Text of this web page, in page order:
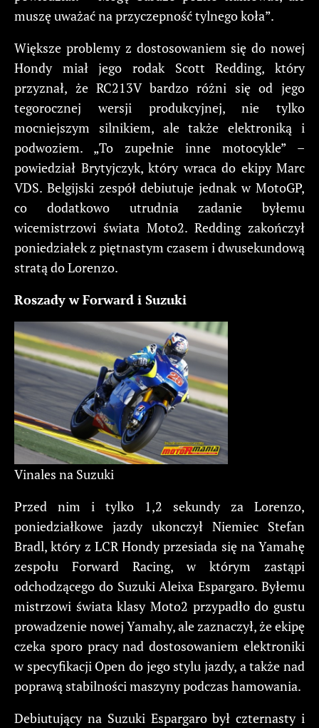
muszę uważać na przyczepność tylnego koła”.
Większe problemy z dostosowaniem się do nowej
Hondy miał jego rodak Scott Redding, który
przyznał, że RC213V bardzo różni się od jego
tegorocznej wersji produkcyjnej, nie tylko
mocniejszym silnikiem, ale także elektroniką i
podwoziem. „To zupełnie inne motocykle” –
powiedział Brytyjczyk, który wraca do ekipy Marc
VDS. Belgijski zespół debiutuje jednak w MotoGP,
co dodatkowo utrudnia zadanie byłemu
wicemistrzowi świata Moto2. Redding zakończył
poniedziałek z piętnastym czasem i dwusekundową
stratą do Lorenzo.
Roszady w Forward i Suzuki
Vinales na Suzuki
Przed nim i tylko 1,2 sekundy za Lorenzo,
poniedziałkowe jazdy ukonczył Niemiec Stefan
Bradl, który z LCR Hondy przesiada się na Yamahę
zespołu Forward Racing, w którym zastąpi
odchodzącego do Suzuki Aleixa Espargaro. Byłemu
mistrzowi świata klasy Moto2 przypadło do gustu
prowadzenie nowej Yamahy, ale zaznaczył, że ekipę
czeka sporo pracy nad dostosowaniem elektroniki
w specyfikacji Open do jego stylu jazdy, a także nad
poprawą stabilności maszyny podczas hamowania.
Debiutujący na Suzuki Espargaro był czternasty i